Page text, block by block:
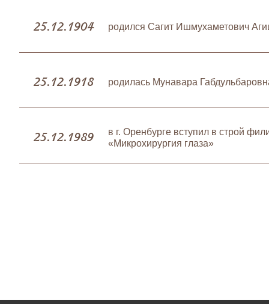
25.12.1904 родился Сагит Ишмухаметович
25.12.1918 родилась Мунавара
25.12.1989
в г. Оренбурге вступил в строй
«Микрохирургия глаза»